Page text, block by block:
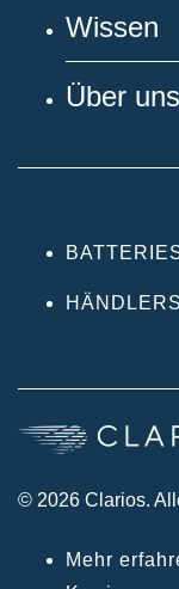
Wissen
Über uns
© 2026 Clarios.
Mehr